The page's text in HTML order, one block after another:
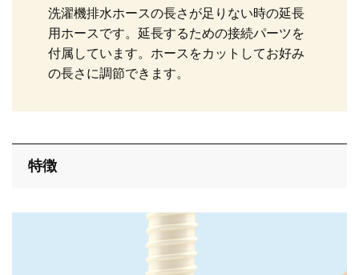
洗濯機排水ホースの長さが足りない時の延長
用ホースです。延長するための接続パーツを
付属しています。ホースをカットしてお好み
の長さに調節できます。
特徴
洗濯機